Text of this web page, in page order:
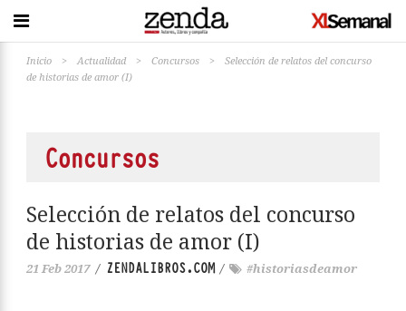
Inicio > Actualidad > Concursos >
Selección de relatos del concurso
de historias de amor (I)
Concursos
Selección de relatos del concurso
de historias de amor (I)
21 Feb 2017 / ZENDALIBROS.COM/ #historiasdeamor